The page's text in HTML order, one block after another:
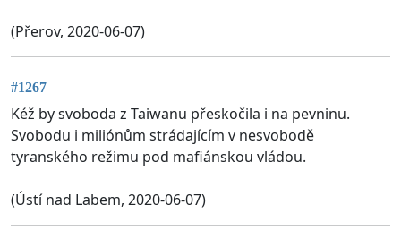
(Přerov, 2020-06-07)
#1267
Kéž by svoboda z Taiwanu přeskočila i na pevninu.
Svobodu i miliónům strádajícím v nesvobodě
tyranského režimu pod mafiánskou vládou.
(Ústí nad Labem, 2020-06-07)